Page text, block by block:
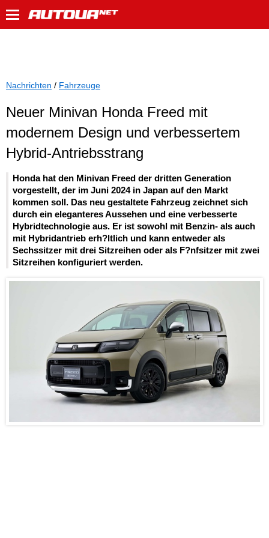
Nachrichten / Fahrzeuge
Neuer Minivan Honda Freed mit
modernem Design und verbessertem
Hybrid-Antriebsstrang
Honda hat den Minivan Freed der dritten Generation
vorgestellt, der im Juni 2024 in Japan auf den Markt
kommen soll. Das neu gestaltete Fahrzeug zeichnet sich
durch ein eleganteres Aussehen und eine verbesserte
Hybridtechnologie aus. Er ist sowohl mit Benzin- als auch
mit Hybridantrieb erh?ltlich und kann entweder als
Sechssitzer mit drei Sitzreihen oder als F?nfsitzer mit zwei
Sitzreihen konfiguriert werden.